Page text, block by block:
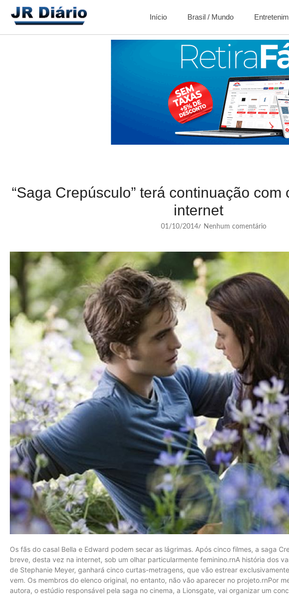
Início Brasil / Mundo
“Saga Crepúsculo” terá continuação com
internet
01/10/2014/ Nenhum comentário
Os fãs do casal Bella e Edward podem secar as lágrimas. Após cinco filmes, a saga
breve, desta vez na internet, sob um olhar particularmente feminino.rnA história dos
de Stephanie Meyer, ganhará cinco curtas-metragens, que vão estrear
vem. Os membros do elenco original, no entanto, não vão aparecer no projeto.rnPor
autora, o estúdio responsável pela saga no cinema, a Lionsgate, vai organizar um